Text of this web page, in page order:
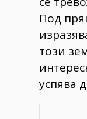
Под
този
успява